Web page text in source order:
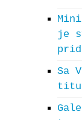
je
Sa